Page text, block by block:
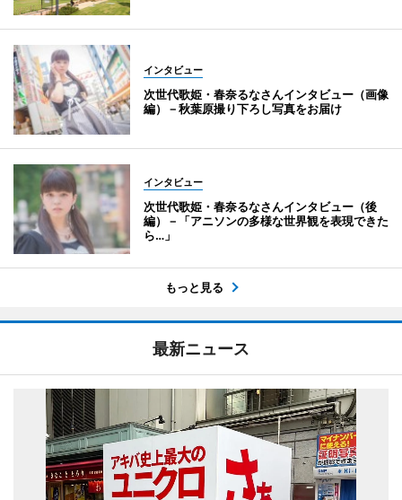
インタビュー
次世代歌姫・春奈るなさんインタビュー（画像
編）－秋葉原撮り下ろし写真をお届け
インタビュー
次世代歌姫・春奈るなさんインタビュー（後
編）－「アニソンの多様な世界観を表現できた
ら…」
もっと見る
最新ニュース